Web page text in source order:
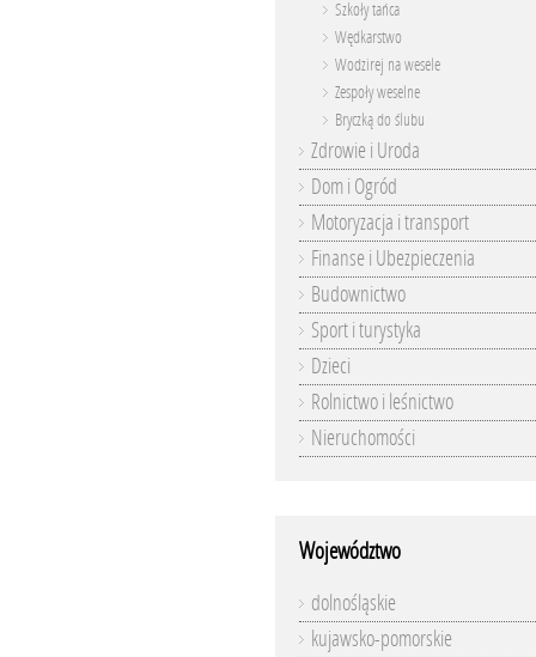
Szkoły tańca
Wędkarstwo
Wodzirej na wesele
Zespoły weselne
Bryczką do ślubu
Zdrowie i Uroda
Dom i Ogród
Motoryzacja i transport
Finanse i Ubezpieczenia
Budownictwo
Sport i turystyka
Dzieci
Rolnictwo i leśnictwo
Nieruchomości
Województwo
dolnośląskie
kujawsko-pomorskie